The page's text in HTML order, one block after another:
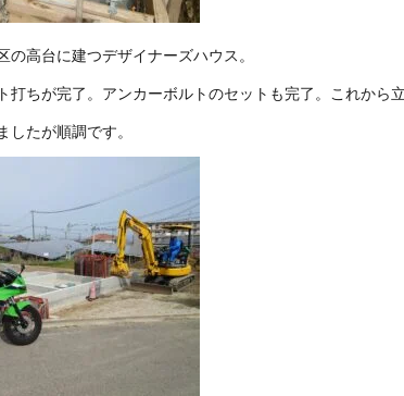
の高台に建つデザイナーズハウス。
打ちが完了。アンカーボルトのセットも完了。これから
したが順調です。